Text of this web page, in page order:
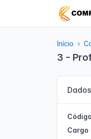
Início
3 -
Código
Cargo